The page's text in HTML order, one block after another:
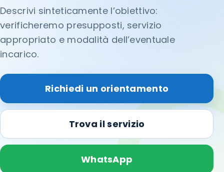
Descrivi sinteticamente l’obiettivo:
verificheremo presupposti, servizio
appropriato e modalità dell’eventuale
incarico.
Richiedi un orientamento
Trova il servizio
WhatsApp